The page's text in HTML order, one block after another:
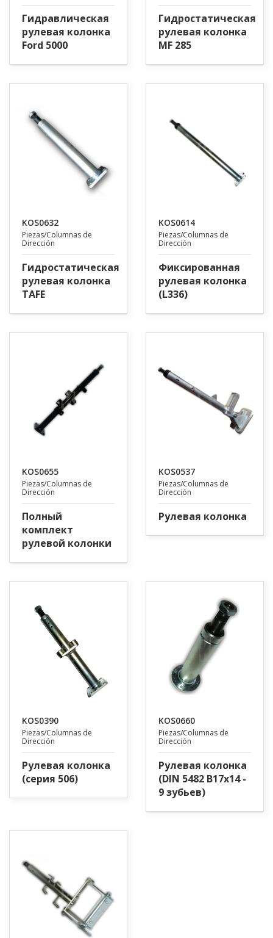
Гидравлическая
рулевая колонка
Ford 5000
Гидростатическая
рулевая колонка
MF 285
KOS0632
Piezas/Columnas de
Dirección
Гидростатическая
рулевая колонка
TAFE
KOS0614
Piezas/Columnas de
Dirección
Фиксированная
рулевая колонка
(L336)
KOS0655
Piezas/Columnas de
Dirección
Полный
комплект
рулевой колонки
KOS0537
Piezas/Columnas de
Dirección
Рулевая колонка
KOS0390
Piezas/Columnas de
Dirección
Рулевая колонка
(серия 506)
KOS0660
Piezas/Columnas de
Dirección
Рулевая колонка
(DIN 5482 B17x14 -
9 зубьев)